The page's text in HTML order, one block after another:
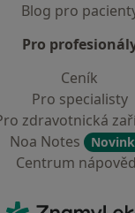
Blog pro
Pro
Ceník
Pro specialisty
zdravotnická
Noa Notes
Centrum